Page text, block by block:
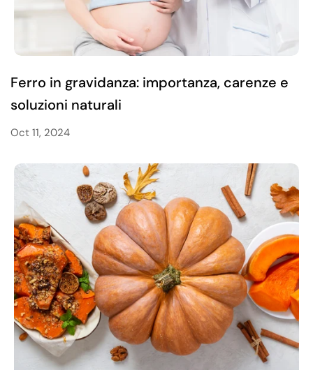
Ferro in gravidanza: importanza, carenze e
soluzioni naturali
Oct 11, 2024